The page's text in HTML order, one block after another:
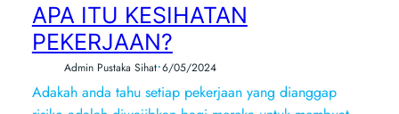
APA ITU KESIHATAN
PEKERJAAN?
Admin Pustaka Sihat•6/05/2024
Adakah anda tahu setiap pekerjaan yang dianggap